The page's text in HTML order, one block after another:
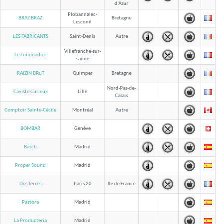
d'Azur
BRAZ BRAZ
Plobannalec-
Lesconil
Bretagne
LES FABRICANTS Saint-Denis Autre
Le Limonadier
Villefranche-sur-
saône
RAiZiN BRuT Quimper Bretagne
Caviste Curieux Lille
Nord-Pas-de-
Calais
Comptoir Sainte-Cécile Montréal Autre
BOMBAR Genève
Batch Madrid
Proper Sound Madrid
Des Terres Paris 20 Ile de France
Pastora Madrid
La Producteria Madrid